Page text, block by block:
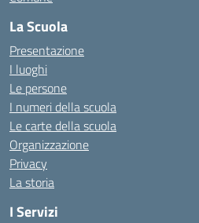
La Scuola
Presentazione
I luoghi
Le persone
I numeri della scuola
Le carte della scuola
Organizzazione
Privacy
La storia
I Servizi